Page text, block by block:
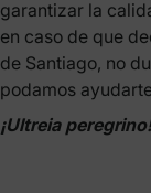
garantizar la
en caso de que
de Santiago, no
podamos
¡Ultreia peregrino!